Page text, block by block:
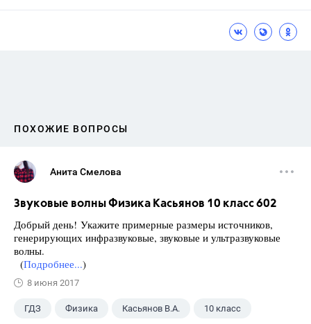
ПОХОЖИЕ ВОПРОСЫ
Анита Смелова
Звуковые волны Физика Касьянов 10 класс 602
Добрый день! Укажите примерные размеры источников,
генерирующих инфразвуковые, звуковые и ультразвуковые
волны.
(Подробнее...)
8 июня 2017
ГДЗ Физика Касьянов В.А. 10 класс